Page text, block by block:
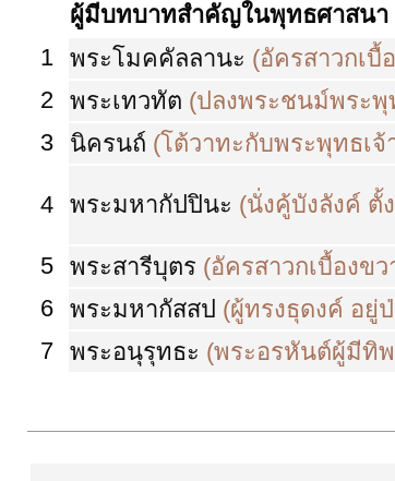
ผู้มีบทบาทสำคัญในพุทธศาสนา
1
พระโมคคัลลานะ (อัครสาวกเบื้
2
พระเทวทัต (ปลงพระชนม์พระพุ
3
นิครนถ์ (โต้วาทะกับพระพุทธเจ้
4 พระมหากัปปินะ (นั่งคู้บังลังค์ ตั้
5
พระสารีบุตร (อัครสาวกเบื้องขว
6
พระมหากัสสป (ผู้ทรงธุดงค์ อยู่
7
พระอนุรุทธะ (พระอรหันต์ผู้มีทิ